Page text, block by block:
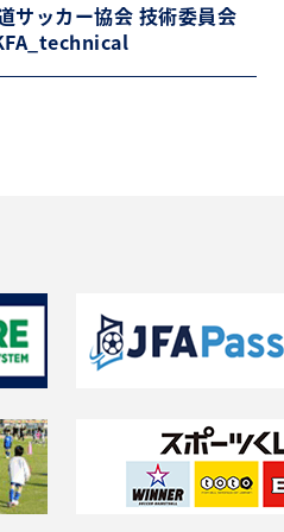
サッカー協会 技術委員会